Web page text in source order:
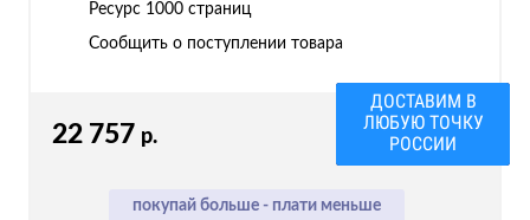
ДОСТАВИМ В
ЛЮБУЮ ТОЧКУ
РОССИИ
22 757 р.
покупай больше - плати меньше
Ресурс 1000 страниц
Сообщить о поступлении товара